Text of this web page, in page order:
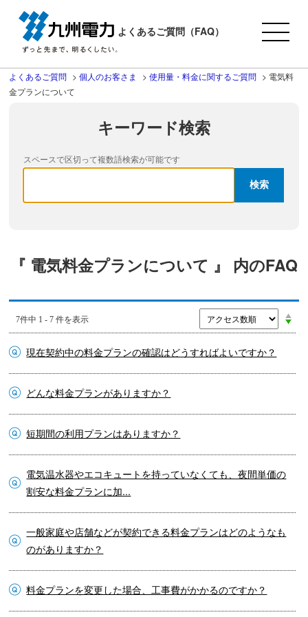
よくあるご質問（FAQ）
よくあるご質問 >個人のお客さま >使用量・料金に関するご質問 > 電気料
金プランについて
キーワード検索
スペースで区切って複数語検索が可能です
『 電気料金プランについて 』 内のFAQ
7件中 1 - 7 件を表示
現在契約中の料金プランの確認はどうすればよいですか？
どんな料金プランがありますか？
短期間の利用プランはありますか？
電気温水器やエコキュートを持っていなくても、夜間単価の
割安な料金プランに加...
一般家庭や店舗などが契約できる料金プランはどのようなも
のがありますか？
料金プランを変更した場合、工事費がかかるのですか？